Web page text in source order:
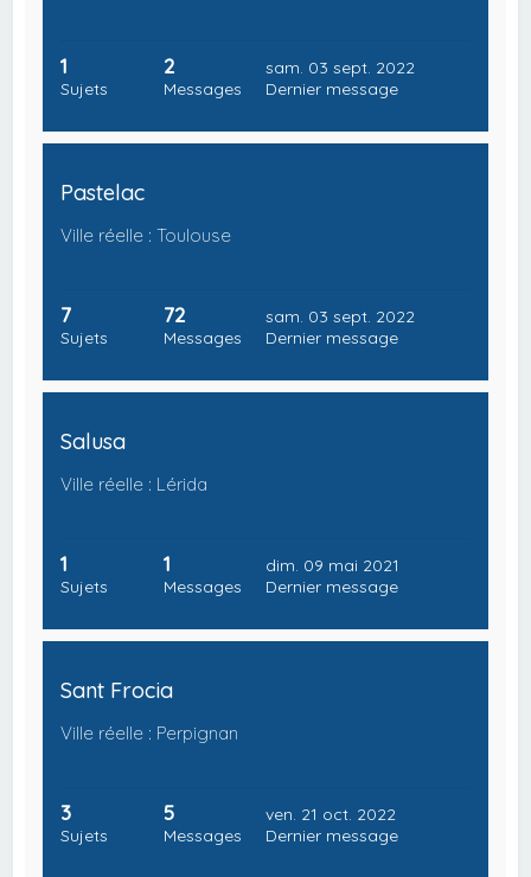
1
Sujets
2
Messages
sam. 03 sept. 2022
Dernier message
Pastelac
Ville réelle : Toulouse
7
Sujets
72
Messages
sam. 03 sept. 2022
Dernier message
Salusa
Ville réelle : Lérida
1
Sujets
1
Messages
dim. 09 mai 2021
Dernier message
Sant Frocia
Ville réelle : Perpignan
3
Sujets
5
Messages
ven. 21 oct. 2022
Dernier message